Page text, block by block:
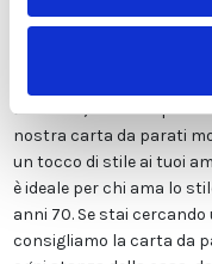
ECOLOGICO e GREEN
sicurezza per te e la tua
DI VETRO, ed un ampio
nostra carta da parati
un tocco di stile ai tuoi
è ideale per chi ama lo
anni 70. Se stai
consigliamo la carta da